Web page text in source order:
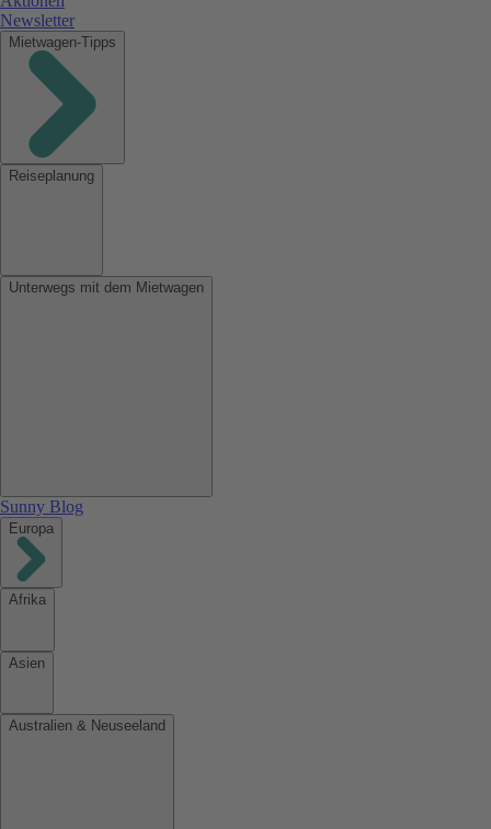
Newsletter
Mietwagen-Tipps
Reiseplanung
Unterwegs mit dem Mietwagen
Sunny Blog
Europa
Afrika
Asien
Australien & Neuseeland